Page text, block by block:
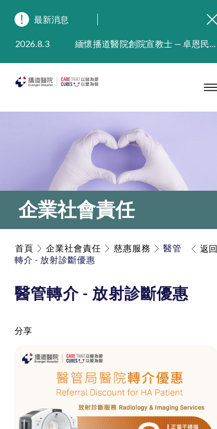
最新消息
2026.8.3
緬懷播道醫院創院宣教士 — 卓恩民醫生香港追思會
2025.9.23
本院在暴雨或颱風警告信號 (包括黑色暴雨及8號或以上熱帶氣旋警告信號) 下，仍會維持有限度服務。如有查詢，可致電2711 5222。
2025.7.21
播道醫院手機App已推出查閱病歷記錄及求診資料功能，請即下載
企業社會責任
首頁 企業社會責任 慈惠服務
醫管
轉介 - 放射診斷優惠
返回
醫管轉介 - 放射診斷優惠
分享